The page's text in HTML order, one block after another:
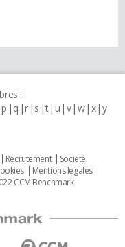
:
p q r s t u v w x y
Recrutement
Societé
Mentions légales
CCM Benchmark